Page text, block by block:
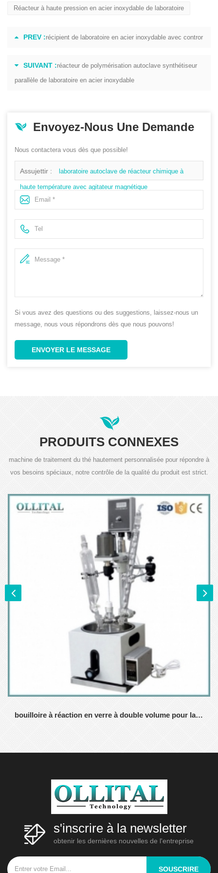
Réacteur à haute pression en acier inoxydable de laboratoire
PREV :récipient de laboratoire en acier inoxydable avec contror
SUIVANT :réacteur de polymérisation autoclave synthétiseur
parallèle de laboratoire en acier inoxydable
Envoyez-Nous Une Demande
Nous contactera vous dès que possible!
Assujettir : laboratoire autoclave de réacteur chimique à
haute température avec agitateur magnétique
Si vous avez des questions ou des suggestions, laissez-nous un
message, nous vous répondrons dès que nous pouvons!
ENVOYER LE MESSAGE
PRODUITS CONNEXES
machine de traitement du thé hautement personnalisée pour répondre à
vos besoins spéciaux, notre contrôle de la qualité du produit est strict.
bouilloire à réaction en verre à double volume pour laboratoires
s'inscrire à la newsletter
obtenir les dernières nouvelles de l'entreprise
SOUSCRIRE